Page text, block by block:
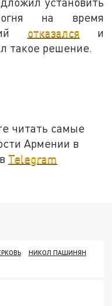
на время
отказался и
такое решение.
читать самые
Армении в
Telegram
НИКОЛ ПАШИНЯН